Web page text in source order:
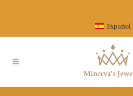
Español